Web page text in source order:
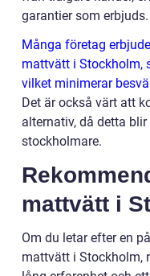
garantier som erbjuds.
Många företag
mattvätt i Stockholm,
vilket minimerar
Det är också värt att
alternativ, då detta
stockholmare.
mattvätt i
Om du letar efter en
mattvätt i Stockholm,